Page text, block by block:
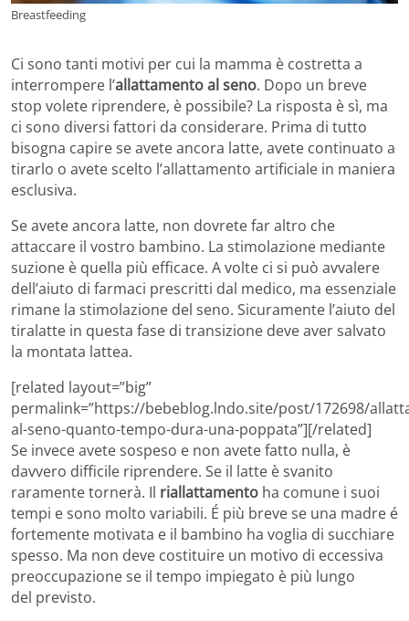
Breastfeeding
Ci sono tanti motivi per cui la mamma è costretta a
interrompere l’allattamento al seno. Dopo un breve
stop volete riprendere, è possibile? La risposta è sì, ma
ci sono diversi fattori da considerare. Prima di tutto
bisogna capire se avete ancora latte, avete continuato a
tirarlo o avete scelto l’allattamento artificiale in maniera
esclusiva.
Se avete ancora latte, non dovrete far altro che
attaccare il vostro bambino. La stimolazione mediante
suzione è quella più efficace. A volte ci si può avvalere
dell’aiuto di farmaci prescritti dal medico, ma essenziale
rimane la stimolazione del seno. Sicuramente l’aiuto del
tiralatte in questa fase di transizione deve aver salvato
la montata lattea.
[related layout=”big”
permalink=”https://bebeblog.lndo.site/post/172698/
al-seno-quanto-tempo-dura-una-poppata”][/related]
Se invece avete sospeso e non avete fatto nulla, è
davvero difficile riprendere. Se il latte è svanito
raramente tornerà. Il riallattamento ha comune i suoi
tempi e sono molto variabili. É più breve se una madre é
fortemente motivata e il bambino ha voglia di succhiare
spesso. Ma non deve costituire un motivo di eccessiva
preoccupazione se il tempo impiegato è più lungo
del previsto.